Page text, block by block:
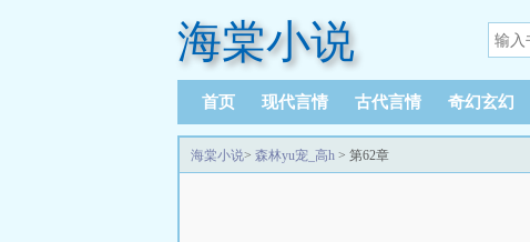
海棠小说
首页 现代言情 古代言情 奇幻玄幻
海棠小说> 森林yu宠_高h > 第62章